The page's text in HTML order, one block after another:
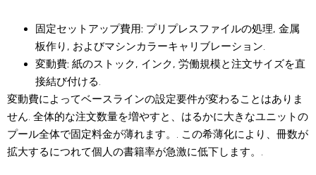
固定セットアップ費用: プリプレスファイルの処理, 金属
板作り, およびマシンカラーキャリブレーション.
変動費: 紙のストック, インク, 労働規模と注文サイズを直
接結び付ける.
変動費によってベースラインの設定要件が変わることはありま
せん. 全体的な注文数量を増やすと、はるかに大きなユニットの
プール全体で固定料金が薄れます。. この希薄化により、冊数が
拡大するにつれて個人の書籍率が急激に低下します。.